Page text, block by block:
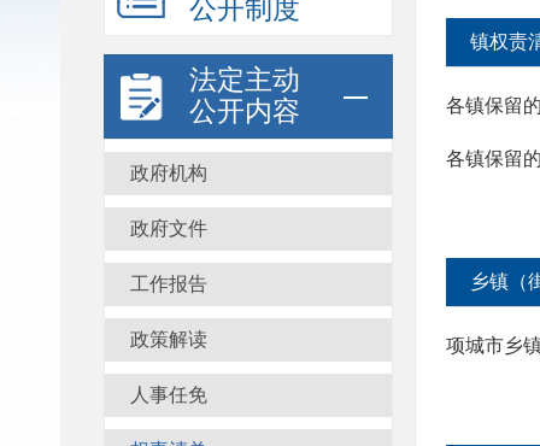
公开制度
法定主动
公开内容
政府机构
政府文件
工作报告
政策解读
人事任免
镇权责
各镇保留
各镇保留
乡镇（
项城市乡